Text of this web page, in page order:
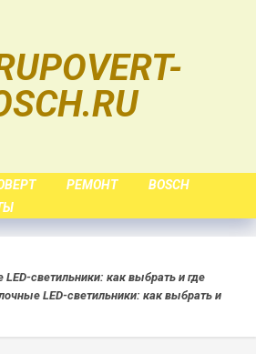
РЕМОНТ
BOSCH
светильники: как выбрать и где
LED-светильники: как выбрать и